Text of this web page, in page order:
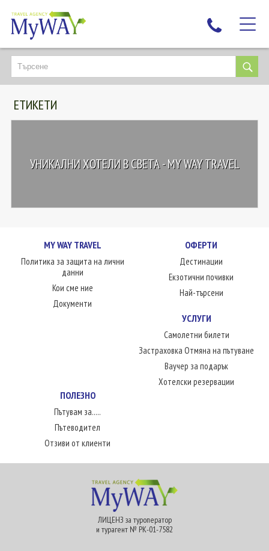
НАЙ-ТЪРСЕНИ
ДЕСТИНАЦИИ
ЕКЗОТИЧНИ ПОЧИВКИ
НОВА ГОДИНА
ЛЮБОПИТНО
КОНТАКТИ
ЕТИКЕТИ
УНИКАЛНИ ХОТЕЛИ В СВЕТА - MY WAY TRAVEL
MY WAY TRAVEL
Политика за защита на лични
данни
Кои сме ние
Документи
ОФЕРТИ
Дестинации
Екзотични почивки
Най-търсени
УСЛУГИ
Самолетни билети
Застраховка Отмяна на пътуване
Ваучер за подарък
Хотелски резервации
ПОЛЕЗНО
Пътувам за.....
Пътеводител
Отзиви от клиенти
ЛИЦЕНЗ за туроператор
и турагент № РК-01-7582